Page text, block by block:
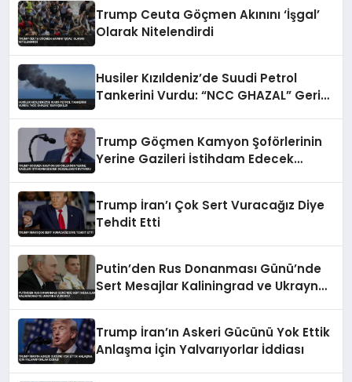
Trump Ceuta Göçmen Akınını ‘İşgal’
Olarak Nitelendirdi
Husiler Kızıldeniz’de Suudi Petrol
Tankerini Vurdu: “NCC GHAZAL” Geri
Trump Göçmen Kamyon Şoförlerinin
Yerine Gazileri İstihdam Edecek
Trump İran’ı Çok Sert Vuracağız Diye
Tehdit Etti
Putin’den Rus Donanması Günü’nde
Sert Mesajlar Kaliningrad ve Ukrayna
Trump İran’ın Askeri Gücünü Yok Ettik
Anlaşma İçin Yalvarıyorlar İddiası